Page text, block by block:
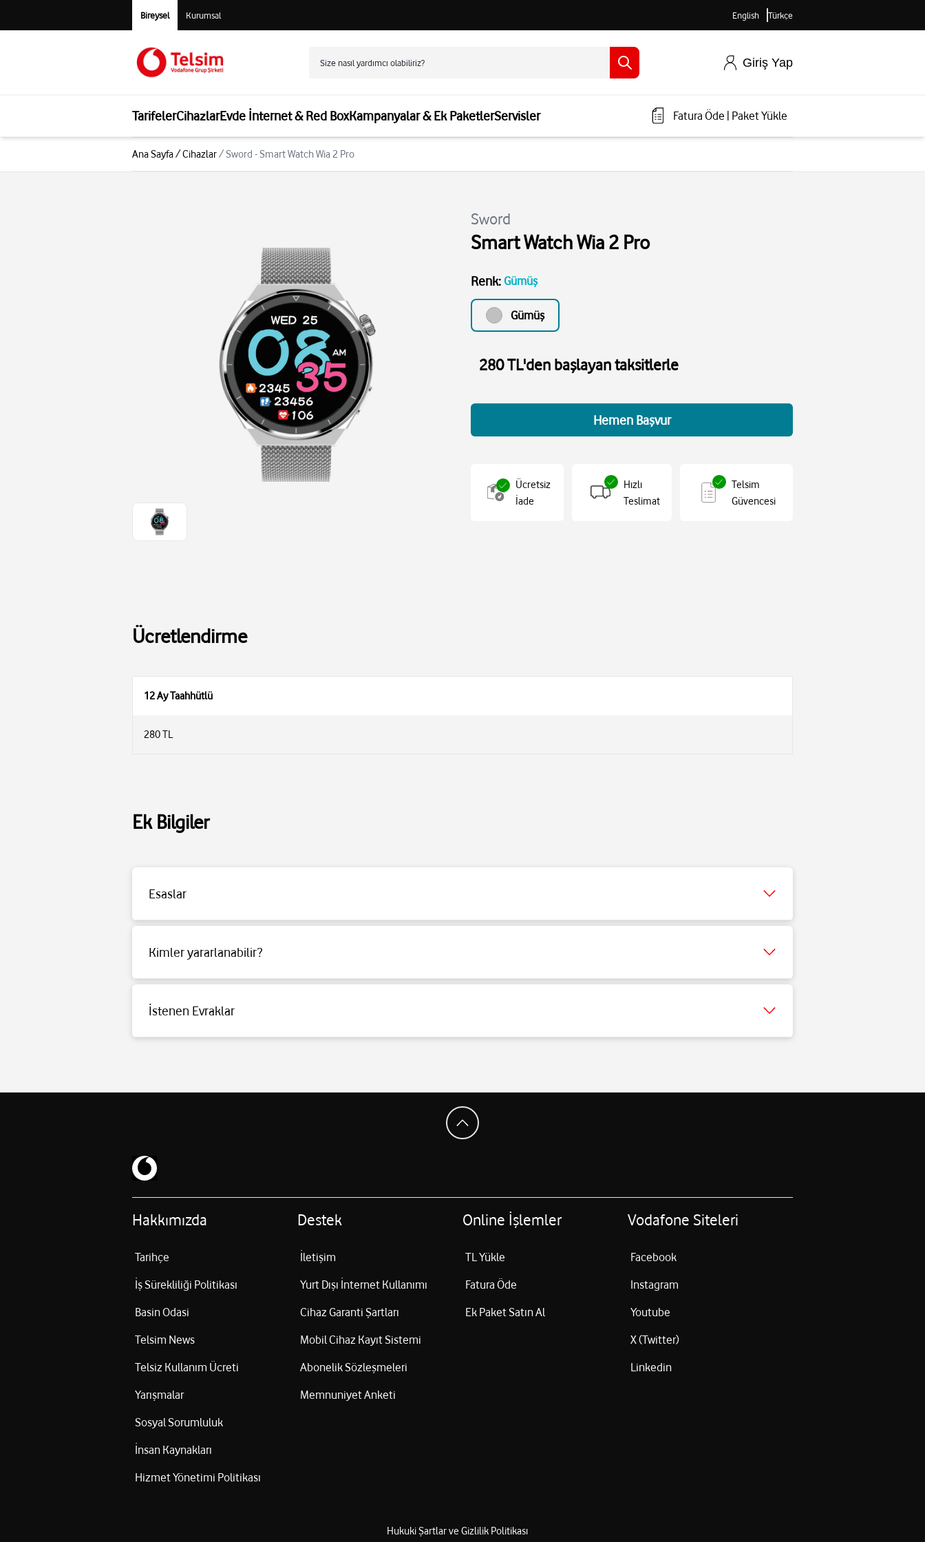
Bireysel Kurumsal English Türkçe
Giriş Yap
TarifelerCihazlarEvde İnternet & Red BoxKampanyalar & Ek PaketlerServisler Fatura Öde Paket Yükle
Ana Sayfa/Cihazlar/Sword - Smart Watch Wia 2 Pro
Sword
Smart Watch Wia 2 Pro
Renk: Gümüş
Gümüş
280 TL'den başlayan taksitlerle
Hemen Başvur
Ücretsiz
İade
Hızlı
Teslimat
Telsim
Güvencesi
Ücretlendirme
12 Ay Taahhütlü
280 TL
Ek Bilgiler
Esaslar
Detaylı bilgi içintıklayınız.
Kimler yararlanabilir?
Detaylı bilgi içintıklayınız.
İstenen Evraklar
Detaylı bilgi içintıklayınız.
Hakkımızda
Tarihçe
İş Sürekliliği Politikası
Basin Odasi
Telsim News
Telsiz Kullanım Ücreti
Yarışmalar
Sosyal Sorumluluk
İnsan Kaynakları
Hizmet Yönetimi Politikası
Destek
İletişim
Yurt Dışı İnternet Kullanımı
Cihaz Garanti Şartları
Mobil Cihaz Kayıt Sistemi
Abonelik Sözleşmeleri
Memnuniyet Anketi
Online İşlemler
TL Yükle
Fatura Öde
Ek Paket Satın Al
Vodafone Siteleri
Facebook
Instagram
Youtube
X (Twitter)
Linkedin
Hukuki Şartlar ve Gizlilik Politikası